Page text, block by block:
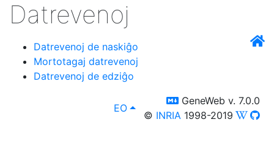
Datrevenoj
Datrevenoj de naskiĝo
Mortotagaj datrevenoj
Datrevenoj de edziĝo
lang
EO, Vi povas elekti alian lingvon
switch to templm
GeneWeb v. 7.0.0
© INRIA 1998-2019